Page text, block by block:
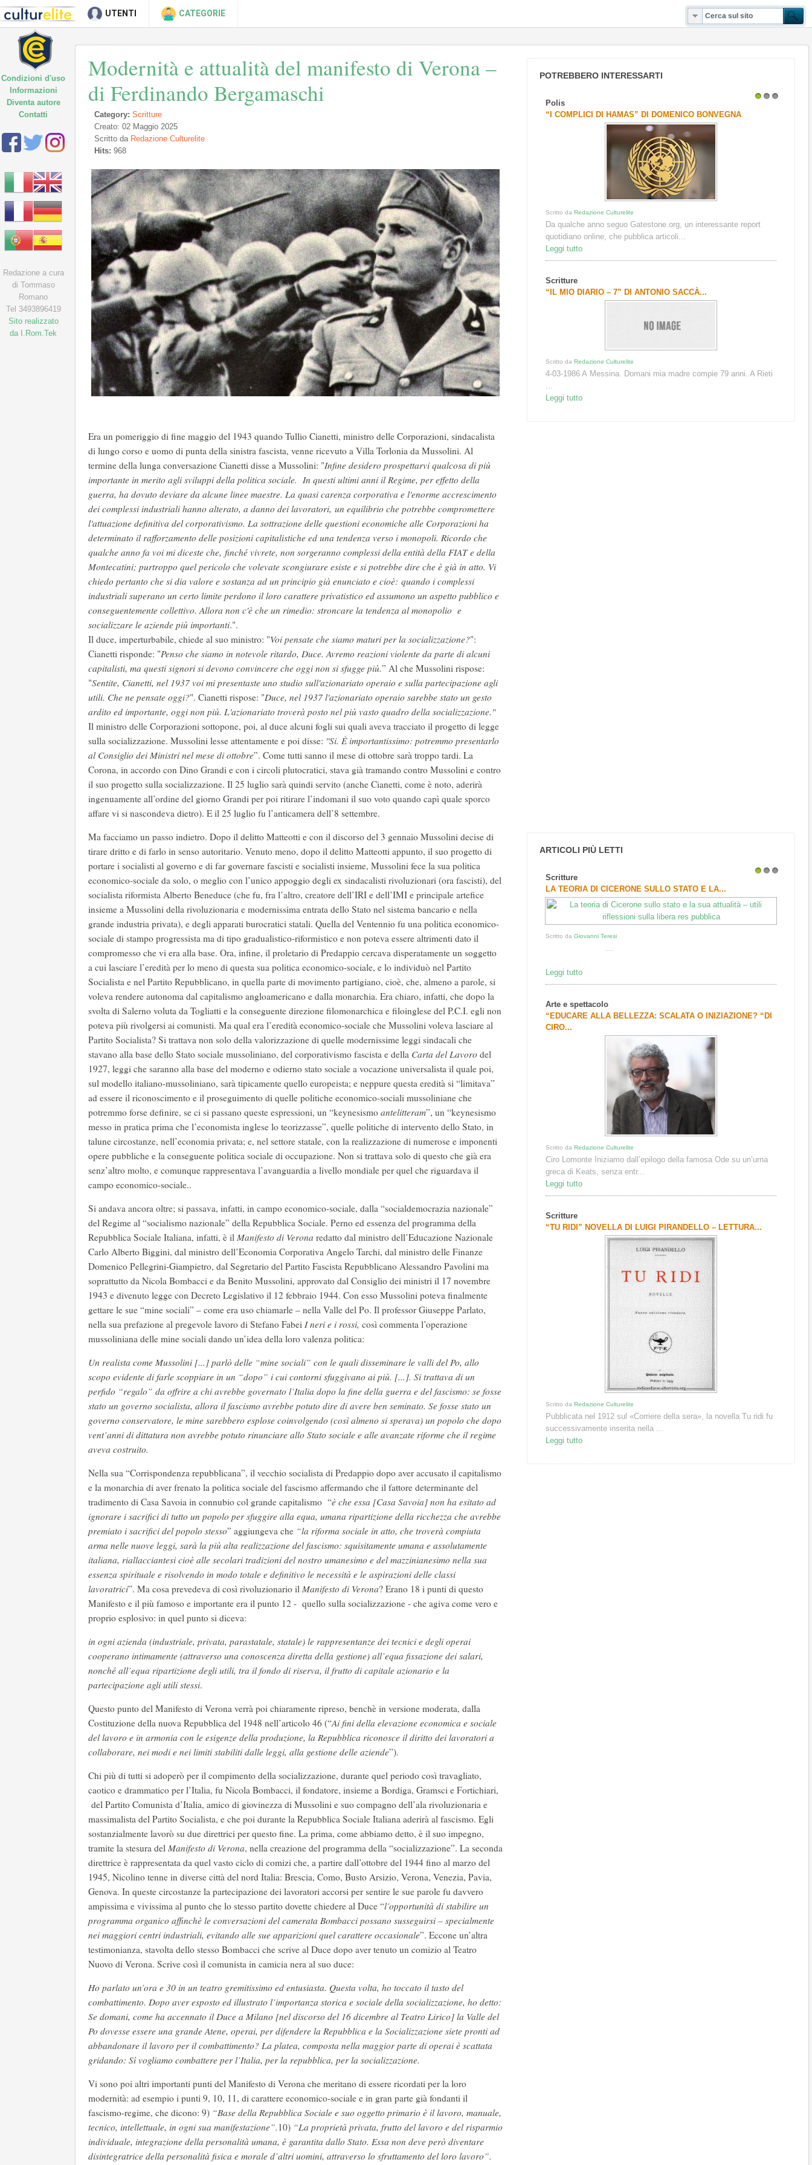
UTENTI CATEGORIE
Modernità e attualità del manifesto di Verona –
di Ferdinando Bergamaschi
Category: Scritture
Creato: 02 Maggio 2025
Scritto da Redazione Culturelite
Hits: 968
Era un pomeriggio di fine maggio del 1943 quando Tullio Cianetti, ministro delle Corporazioni, sindacalista
di lungo corso e uomo di punta della sinistra fascista, venne ricevuto a Villa Torlonia da Mussolini. Al
termine della lunga conversazione Cianetti disse a Mussolini: "Infine desidero prospettarvi qualcosa di più
importante in merito agli sviluppi della politica sociale. In questi ultimi anni il Regime, per effetto della
guerra, ha dovuto deviare da alcune linee maestre. La quasi carenza corporativa e l'enorme accrescimento
dei complessi industriali hanno alterato, a danno dei lavoratori, un equilibrio che potrebbe compromettere
l'attuazione definitiva del corporativismo. La sottrazione delle questioni economiche alle Corporazioni ha
determinato il rafforzamento delle posizioni capitalistiche ed una tendenza verso i monopoli. Ricordo che
qualche anno fa voi mi diceste che, finché vivrete, non sorgeranno complessi della entità della FIAT e della
Montecatini; purtroppo quel pericolo che volevate scongiurare esiste e si potrebbe dire che è già in atto. Vi
chiedo pertanto che si dia valore e sostanza ad un principio già enunciato e cioè: quando i complessi
industriali superano un certo limite perdono il loro carattere privatistico ed assumono un aspetto pubblico e
conseguentemente collettivo. Allora non c'è che un rimedio: stroncare la tendenza al monopolio e
socializzare le aziende più importanti.".
Il duce, imperturbabile, chiede al suo ministro: "Voi pensate che siamo maturi per la socializzazione?":
Cianetti risponde: "Penso che siamo in notevole ritardo, Duce. Avremo reazioni violente da parte di alcuni
capitalisti, ma questi signori si devono convincere che oggi non si sfugge più.” Al che Mussolini rispose:
"Sentite, Cianetti, nel 1937 voi mi presentaste uno studio sull'azionariato operaio e sulla partecipazione agli
utili. Che ne pensate oggi?". Cianetti rispose: "Duce, nel 1937 l'azionariato operaio sarebbe stato un gesto
ardito ed importante, oggi non più. L'azionariato troverà posto nel più vasto quadro della socializzazione."
Il ministro delle Corporazioni sottopone, poi, al duce alcuni fogli sui quali aveva tracciato il progetto di legge
sulla socializzazione. Mussolini lesse attentamente e poi disse: "Si. È importantissimo: potremmo presentarlo
al Consiglio dei Ministri nel mese di ottobre”. Come tutti sanno il mese di ottobre sarà troppo tardi. La
Corona, in accordo con Dino Grandi e con i circoli plutocratici, stava già tramando contro Mussolini e contro
il suo progetto sulla socializzazione. Il 25 luglio sarà quindi servito (anche Cianetti, come è noto, aderirà
ingenuamente all’ordine del giorno Grandi per poi ritirare l’indomani il suo voto quando capì quale sporco
affare vi si nascondeva dietro). E il 25 luglio fu l’anticamera dell’8 settembre.
Ma facciamo un passo indietro. Dopo il delitto Matteotti e con il discorso del 3 gennaio Mussolini decise di
tirare dritto e di farlo in senso autoritario. Venuto meno, dopo il delitto Matteotti appunto, il suo progetto di
portare i socialisti al governo e di far governare fascisti e socialisti insieme, Mussolini fece la sua politica
economico-sociale da solo, o meglio con l’unico appoggio degli ex sindacalisti rivoluzionari (ora fascisti), del
socialista riformista Alberto Beneduce (che fu, fra l’altro, creatore dell’IRI e dell’IMI e principale artefice
insieme a Mussolini della rivoluzionaria e modernissima entrata dello Stato nel sistema bancario e nella
grande industria privata), e degli apparati burocratici statali. Quella del Ventennio fu una politica economico-
sociale di stampo progressista ma di tipo gradualistico-riformistico e non poteva essere altrimenti dato il
compromesso che vi era alla base. Ora, infine, il proletario di Predappio cercava disperatamente un soggetto
a cui lasciare l’eredità per lo meno di questa sua politica economico-sociale, e lo individuò nel Partito
Socialista e nel Partito Repubblicano, in quella parte di movimento partigiano, cioè, che, almeno a parole, si
voleva rendere autonoma dal capitalismo angloamericano e dalla monarchia. Era chiaro, infatti, che dopo la
svolta di Salerno voluta da Togliatti e la conseguente direzione filomonarchica e filoinglese del P.C.I. egli non
poteva più rivolgersi ai comunisti. Ma qual era l’eredità economico-sociale che Mussolini voleva lasciare al
Partito Socialista? Si trattava non solo della valorizzazione di quelle modernissime leggi sindacali che
stavano alla base dello Stato sociale mussoliniano, del corporativismo fascista e della Carta del Lavoro del
1927, leggi che saranno alla base del moderno e odierno stato sociale a vocazione universalista il quale poi,
sul modello italiano-mussoliniano, sarà tipicamente quello europeista; e neppure questa eredità si “limitava”
ad essere il riconoscimento e il proseguimento di quelle politiche economico-sociali mussoliniane che
potremmo forse definire, se ci si passano queste espressioni, un “keynesismo antelitteram”, un “keynesismo
messo in pratica prima che l’economista inglese lo teorizzasse”, quelle politiche di intervento dello Stato, in
talune circostanze, nell’economia privata; e, nel settore statale, con la realizzazione di numerose e imponenti
opere pubbliche e la conseguente politica sociale di occupazione. Non si trattava solo di questo che già era
senz’altro molto, e comunque rappresentava l’avanguardia a livello mondiale per quel che riguardava il
campo economico-sociale..
Si andava ancora oltre; si passava, infatti, in campo economico-sociale, dalla “socialdemocrazia nazionale”
del Regime al “socialismo nazionale” della Repubblica Sociale. Perno ed essenza del programma della
Repubblica Sociale Italiana, infatti, è il Manifesto di Verona redatto dal ministro dell’Educazione Nazionale
Carlo Alberto Biggini, dal ministro dell’Economia Corporativa Angelo Tarchi, dal ministro delle Finanze
Domenico Pellegrini-Giampietro, dal Segretario del Partito Fascista Repubblicano Alessandro Pavolini ma
soprattutto da Nicola Bombacci e da Benito Mussolini, approvato dal Consiglio dei ministri il 17 novembre
1943 e divenuto legge con Decreto Legislativo il 12 febbraio 1944. Con esso Mussolini poteva finalmente
gettare le sue “mine sociali” – come era uso chiamarle – nella Valle del Po. Il professor Giuseppe Parlato,
nella sua prefazione al pregevole lavoro di Stefano Fabei I neri e i rossi, così commenta l’operazione
mussoliniana delle mine sociali dando un’idea della loro valenza politica:
Un realista come Mussolini [...] parlò delle “mine sociali” con le quali disseminare le valli del Po, allo
scopo evidente di farle scoppiare in un “dopo” i cui contorni sfuggivano ai più. [...]. Si trattava di un
perfido “regalo” da offrire a chi avrebbe governato l’Italia dopo la fine della guerra e del fascismo: se fosse
stato un governo socialista, allora il fascismo avrebbe potuto dire di avere ben seminato. Se fosse stato un
governo conservatore, le mine sarebbero esplose coinvolgendo (così almeno si sperava) un popolo che dopo
vent’anni di dittatura non avrebbe potuto rinunciare allo Stato sociale e alle avanzate riforme che il regime
aveva costruito.
Nella sua “Corrispondenza repubblicana”, il vecchio socialista di Predappio dopo aver accusato il capitalismo
e la monarchia di aver frenato la politica sociale del fascismo affermando che il fattore determinante del
tradimento di Casa Savoia in connubio col grande capitalismo “è che essa [Casa Savoia] non ha esitato ad
ignorare i sacrifici di tutto un popolo per sfuggire alla equa, umana ripartizione della ricchezza che avrebbe
premiato i sacrifici del popolo stesso” aggiungeva che “la riforma sociale in atto, che troverà compiuta
arma nelle nuove leggi, sarà la più alta realizzazione del fascismo: squisitamente umana e assolutamente
italiana, riallacciantesi cioè alle secolari tradizioni del nostro umanesimo e del mazzinianesimo nella sua
essenza spirituale e risolvendo in modo totale e definitivo le necessità e le aspirazioni delle classi
lavoratrici”. Ma cosa prevedeva di così rivoluzionario il Manifesto di Verona? Erano 18 i punti di questo
Manifesto e il più famoso e importante era il punto 12 - quello sulla socializzazione - che agiva come vero e
proprio esplosivo: in quel punto si diceva:
in ogni azienda (industriale, privata, parastatale, statale) le rappresentanze dei tecnici e degli operai
cooperano intimamente (attraverso una conoscenza diretta della gestione) all’equa fissazione dei salari,
nonché all’equa ripartizione degli utili, tra il fondo di riserva, il frutto di capitale azionario e la
partecipazione agli utili stessi.
Questo punto del Manifesto di Verona verrà poi chiaramente ripreso, benchè in versione moderata, dalla
Costituzione della nuova Repubblica del 1948 nell’articolo 46 (“Ai fini della elevazione economica e sociale
del lavoro e in armonia con le esigenze della produzione, la Repubblica riconosce il diritto dei lavoratori a
collaborare, nei modi e nei limiti stabiliti dalle leggi, alla gestione delle aziende”).
Chi più di tutti si adoperò per il compimento della socializzazione, durante quel periodo così travagliato,
caotico e drammatico per l’Italia, fu Nicola Bombacci, il fondatore, insieme a Bordiga, Gramsci e Fortichiari,
del Partito Comunista d’Italia, amico di giovinezza di Mussolini e suo compagno dell’ala rivoluzionaria e
massimalista del Partito Socialista, e che poi durante la Repubblica Sociale Italiana aderirà al fascismo. Egli
sostanzialmente lavorò su due direttrici per questo fine. La prima, come abbiamo detto, è il suo impegno,
tramite la stesura del Manifesto di Verona, nella creazione del programma della “socializzazione”. La seconda
direttrice è rappresentata da quel vasto ciclo di comizi che, a partire dall’ottobre del 1944 fino al marzo del
1945, Nicolino tenne in diverse città del nord Italia: Brescia, Como, Busto Arsizio, Verona, Venezia, Pavia,
Genova. In queste circostanze la partecipazione dei lavoratori accorsi per sentire le sue parole fu davvero
ampissima e vivissima al punto che lo stesso partito dovette chiedere al Duce “l’opportunità di stabilire un
programma organico affinchè le conversazioni del camerata Bombacci possano susseguirsi – specialmente
nei maggiori centri industriali, evitando alle sue apparizioni quel carattere occasionale”. Eccone un’altra
testimonianza, stavolta dello stesso Bombacci che scrive al Duce dopo aver tenuto un comizio al Teatro
Nuovo di Verona. Scrive così il comunista in camicia nera al suo duce:
Ho parlato un’ora e 30 in un teatro gremitissimo ed entusiasta. Questa volta, ho toccato il tasto del
combattimento. Dopo aver esposto ed illustrato l’importanza storica e sociale della socializzazione, ho detto:
Se domani, come ha accennato il Duce a Milano [nel discorso del 16 dicembre al Teatro Lirico] la Valle del
Po dovesse essere una grande Atene, operai, per difendere la Repubblica e la Socializzazione siete pronti ad
abbandonare il lavoro per il combattimento? La platea, composta nella maggior parte di operai è scattata
gridando: Sì vogliamo combattere per l’Italia, per la repubblica, per la socializzazione.
Vi sono poi altri importanti punti del Manifesto di Verona che meritano di essere ricordati per la loro
modernità: ad esempio i punti 9, 10, 11, di carattere economico-sociale e in gran parte già fondanti il
fascismo-regime, che dicono: 9) “Base della Repubblica Sociale e suo oggetto primario è il lavoro, manuale,
tecnico, intellettuale, in ogni sua manifestazione”. 10) “La proprietà privata, frutto del lavoro e del risparmio
individuale, integrazione della personalità umana, è garantita dallo Stato. Essa non deve però diventare
disintegratrice della personalità fisica e morale d’altri uomini, attraverso lo sfruttamento del loro lavoro”.
POTREBBERO INTERESSARTI
Polis
“I COMPLICI DI HAMAS” DI DOMENICO BONVEGNA
Scritto daRedazione Culturelite
Da qualche anno seguo Gatestone.org, un interessante report
quotidiano online, che pubblica articoli...
Leggi tutto
Scritture
“IL MIO DIARIO – 7” DI ANTONIO SACCÀ...
Scritto daRedazione Culturelite
4-03-1986 A Messina. Domani mia madre compie 79 anni. A Rieti
Leggi tutto
ARTICOLI PIÙ LETTI
Scritture
LA TEORIA DI CICERONE SULLO STATO E LA...
Scritto daGiovanni Teresi
...
Leggi tutto
Arte e spettacolo
“EDUCARE ALLA BELLEZZA: SCALATA O INIZIAZIONE? “DI
CIRO...
Scritto daRedazione Culturelite
Ciro Lomonte Iniziamo dall’epilogo della famosa Ode su un’urna
greca di Keats, senza entr...
Leggi tutto
Scritture
“TU RIDI” NOVELLA DI LUIGI PIRANDELLO – LETTURA...
Scritto daRedazione Culturelite
Pubblicata nel 1912 sul «Corriere della sera», la novella Tu ridi fu
successivamente inserita nella ...
Leggi tutto
Condizioni d'uso
Informazioni
Diventa autore
Contatti
Redazione a cura
di Tommaso
Romano
Tel 3493896419
Sito realizzato
da I.Rom.Tek